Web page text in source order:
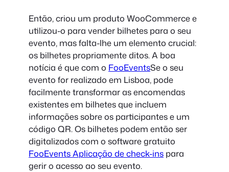
Então, criou um produto WooCommerce e
utilizou-o para vender bilhetes para o seu
evento, mas falta-lhe um elemento crucial:
os bilhetes propriamente ditos. A boa
notícia é que com o FooEventsSe o seu
evento for realizado em Lisboa, pode
facilmente transformar as encomendas
existentes em bilhetes que incluem
informações sobre os participantes e um
código QR. Os bilhetes podem então ser
digitalizados com o software gratuito
FooEvents Aplicação de check-ins para
gerir o acesso ao seu evento.